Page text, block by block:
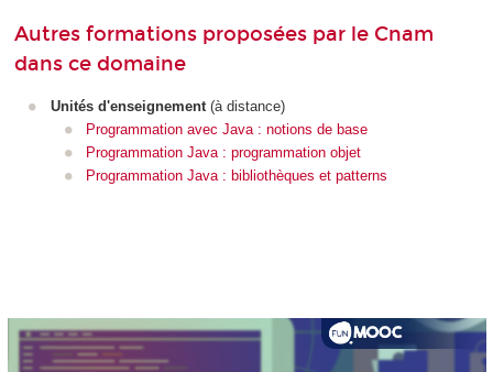
Autres formations proposées par le Cnam
dans ce domaine
Unités d'enseignement(à distance)
Programmation avec Java : notions de base
Programmation Java : programmation objet
Programmation Java : bibliothèques et patterns